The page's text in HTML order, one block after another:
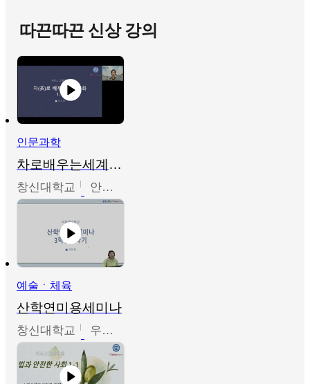
따끈따끈 신상 강의
인문과학
차로배우는세계문화
창신대학교 안소영
예술ㆍ체육
산학연미용세미나
창신대학교 우미옥,오윤경,박선이